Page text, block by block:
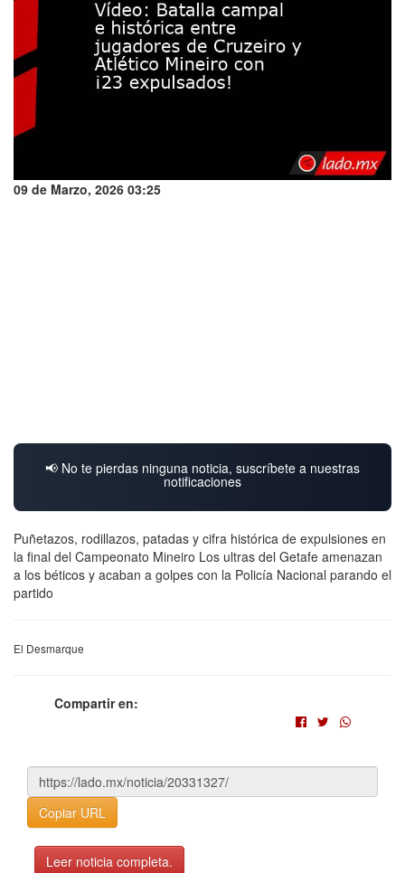
09 de Marzo, 2026 03:25
📢 No te pierdas ninguna noticia, suscríbete a nuestras
notificaciones
Puñetazos, rodillazos, patadas y cifra histórica de expulsiones en
la final del Campeonato Mineiro Los ultras del Getafe amenazan
a los béticos y acaban a golpes con la Policía Nacional parando el
partido
El Desmarque
Compartir en:
Copiar URL
Leer noticia completa.